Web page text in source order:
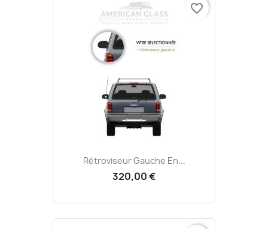
Rétroviseur Gauche En...
320,00 €
favorite_border